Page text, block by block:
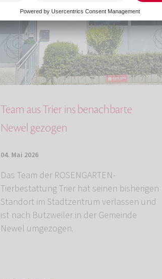
Team aus Trier ins benachbarte
Newel gezogen
04. Mai 2026
Das Team der ROSENGARTEN-
Tierbestattung Trier hat seinen bisherigen
Standort im Stadtzentrum verlassen und
ist nach Butzweiler in der Gemeinde
Newel umgezogen.